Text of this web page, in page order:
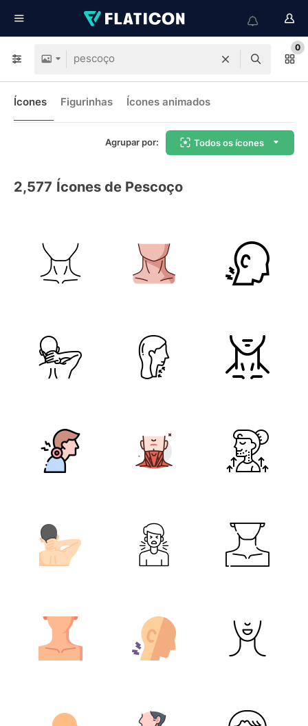
0
Ícones Figurinhas Ícones animados
Agrupar por: Todos os ícones
2,577 Ícones de Pescoço